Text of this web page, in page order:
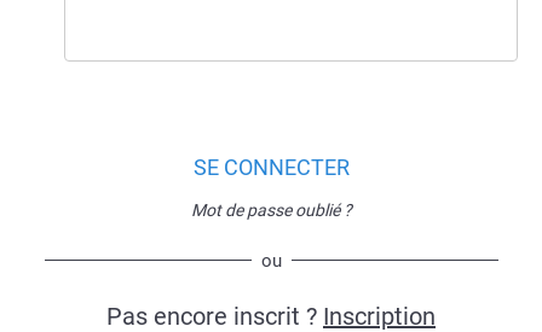
SE CONNECTER
Mot de passe oublié ?
ou
Pas encore inscrit ? Inscription